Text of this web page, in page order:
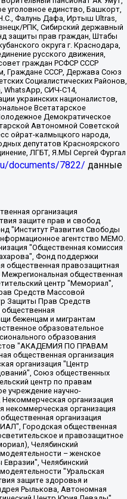
уголовное единство, Башкорт,
Фалунь Дафа, Иртыш Ultras,
РПК, Сибирский державный
защиты прав граждан, Штабы
округа г. Краснодара,
русского движения,
граждан РСФСР СССР
Граждане СССР, Держава Союз
Социалистических Районов,
WhatsApp, СИЧ-С14,
украинских националистов,
Всетатарское
Демократическое
Автономной Советской
ойрат-калмыцкого народа,
депутатов Красноярского
ЛГБТ, Я.МЫ Сергей Фургал
documents/7822/ данные
Андрей Валерьевич, Григорьева Алина Александровна, Ассоциация по содействию защите прав призывников, альтернативнослужащих и военнослужащих "Правозащитная группа "Гражданин.Армия.Право", Хисамова Регина Фаритовна, Автономная некоммерческая организация по реализации социально-правовых программ "Лилит", Дальневосточное общественное движение "Маяк", Санкт-Петербургская ЛГБТ-инициативная группа "Выход", Инициативная группа ЛГБТ+ "Реверс", Алексеев Андрей Викторович, Бекбулатова Таисия Львовна, Беляев Иван Михайлович, Владыкина Елена Сергеевна, Гельман Марат Александрович, Никульшина Вероника Юрьевна, Толоконникова Надежда Андреевна, Шендерович Виктор Анатольевич, Общество с ограниченной ответственностью "Данное сообщение", Общество с ограниченной ответственностью Издательский дом "Новая глава", Айнбиндер Александра Александровна, Московский комьюнити-центр для ЛГБТ+инициатив, Благотворительный фонд развития филантропии, Deutsche Welle (Германия, Kurt-Schumacher-Strasse 3, 53113 Bonn), Борзунова Мария Михайловна, Воробьев Виктор Викторович, Голубева Анна Львовна, Константинова Алла Михайловна, Малкова Ирина Владимировна, Мурадов Мурад Абдулгалимович, Осетинская Елизавета Николаевна, Понасенков Евгений Николаевич, Ганапольский Матвей Юрьевич, Киселев Евгений Алексеевич, Борухович Ирина Григорьевна, Дремин Иван Тимофеевич, Дубровский Дмитрий Викторович, Красноярская региональная общественная организация поддержки и развития альтернативных образовательных технологий и межкультурных коммуникаций "ИНТЕРРА", Маяковская Екатерина Алексеевна, Фейгин Марк Захарович, Филимонов Андрей Викторович, Дзугкоева Регина Николаевна, Доброхотов Роман Александрович, Дудь Юрий Александрович, Елкин Сергей Владимирович, Кругликов Кирилл Игоревич, Сабунаева Мария Леонидовна, Семенов Алексей Владимирович, Шаинян Карен Багратович, Шульман Екатерина Михайловна, Асафьев Артур Валерьевич, Вахштайн Виктор Семенович, Венедиктов Алексей Алексеевич, Лушникова Екатерина Евгеньевна, Волков Леонид Михайлович, Невзоров Александр Глебович, Пархоменко Сергей Борисович, Сироткин Ярослав Николаевич, Кара-Мурза Владимир Владимирович, Баранова Наталья Владимировна, Гозман Леонид Яковлевич, Кагарлицкий Борис Юльевич, Климарев Михаил Валерьевич, Милов Владимир Станиславович, Автономная некоммерческая организация Краснодарский центр современного искусства "Типография", Моргенштерн Алишер Тагирович, Соболь Любовь Эдуардовна, Общество с ограниченной ответственностью "ЛИЗА НОРМ", Каспаров Гарри Кимович, Ходорковский Михаил Борисович, Общество с ограниченной ответственностью "Апрельские тезисы", Данилович Ирина Брониславовна, Кашин Олег Владимирович, Петров Николай Владимирович, Пивоваров Алексей Владимирович, Соколов Михаил Владимирович, Цветкова Юлия Владимировна, Чичваркин Евгений Александрович, Комитет против пыток/Команда против пыток, Общество с ограниченной ответственностью "Первый научный", Общество с ограниченной ответственностью "Вертолет и ко", Белоцерковская Вероника Борисовна, Кац Максим Евгеньевич, Лазарева Татьяна Юрьевна, Шаведдинов Руслан Табризович, Яшин Илья Валерьевич, Общество с ограниченной ответственностью "Иноагент ААВ", Алешковский Дмитрий Петрович, Альбац Евгения Марковна, Быков Дмитрий Львович, Галямина Юлия Евгеньевна, Лойко Сергей Леонидович, Мартынов Кирилл Константинович, Медведев Сергей Александрович, Крашенинников Федор Геннадиевич, Гордеева Катерина Вл